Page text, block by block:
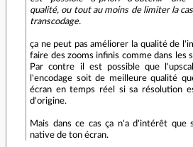
qualité, ou tout au moins de limiter la
transcodage.
ça ne peut pas améliorer la qualité de
faire des zooms infinis comme dans les
Par contre il est possible que
l'encodage soit de meilleure qualité
écran en temps réel si sa résolution
d'origine.
Mais dans ce cas ça n'a d'intérêt que
native de ton écran.